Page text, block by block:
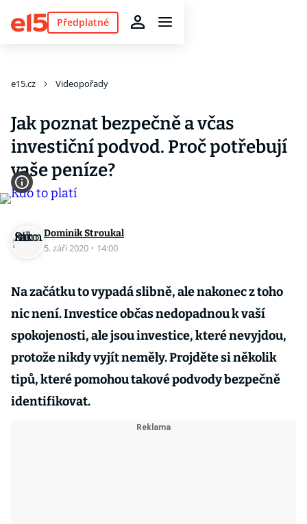
Předplatné
e15.cz Videopořady
Jak poznat bezpečně a včas
investiční podvod. Proč potřebují
vaše peníze?
Dominik Stroukal
5. září 2020 · 14:00
Na začátku to vypadá slibně, ale nakonec z toho
nic není. Investice občas nedopadnou k vaší
spokojenosti, ale jsou investice, které nevyjdou,
protože nikdy vyjít neměly. Projděte si několik
tipů, které pomohou takové podvody bezpečně
identifikovat.